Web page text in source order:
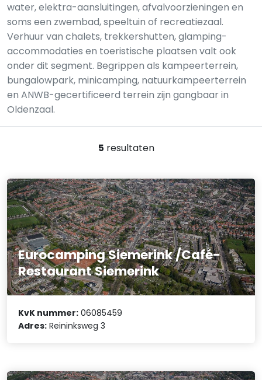
water, elektra-aansluitingen, afvalvoorzieningen en
soms een zwembad, speeltuin of recreatiezaal.
Verhuur van chalets, trekkershutten, glamping-
accommodaties en toeristische plaatsen valt ook
onder dit segment. Begrippen als kampeerterrein,
bungalowpark, minicamping, natuurkampeerterrein
en ANWB-gecertificeerd terrein zijn gangbaar in
Oldenzaal.
5 resultaten
Eurocamping Siemerink /Café-
Restaurant Siemerink
KvK nummer: 06085459
Adres: Reininksweg 3